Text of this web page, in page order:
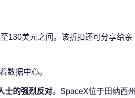
130美元之间。该折扣还可分享给亲
数据中心。
士的强烈反对。SpaceX位于田纳西州